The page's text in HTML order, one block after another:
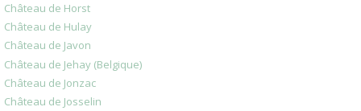
Château de Horst
Château de Hulay
Château de Javon
Château de Jehay (Belgique)
Château de Jonzac
Château de Josselin